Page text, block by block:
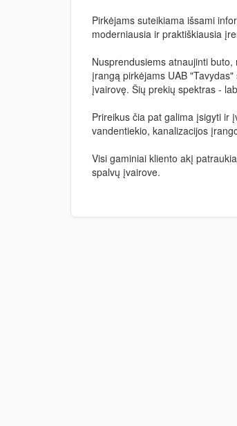
Pirkėjams suteikiama išsami
moderniausia ir praktiškiausia
Nusprendusiems atnaujinti
įrangą pirkėjams UAB
įvairovę. Šių prekių spektras -
Prireikus čia pat galima įsigyti ir
vandentiekio, kanalizacijos
Visi gaminiai kliento akį
spalvų įvairove.